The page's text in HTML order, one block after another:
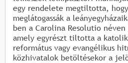
egy rendelete megtiltotta,
meglátogassák a
ben a Carolina Resolutio
amely egyrészt tiltotta a
református vagy evangélikus
közhivatalok betöltésekor a